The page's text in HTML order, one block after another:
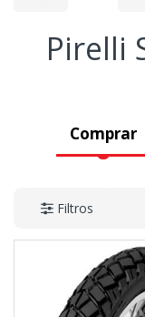
Pirelli
Comprar
Filtros